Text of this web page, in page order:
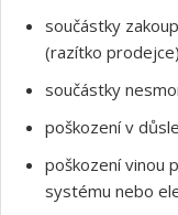
součástky
(razítko
součástky
poškození v
poškození vinou
systému nebo